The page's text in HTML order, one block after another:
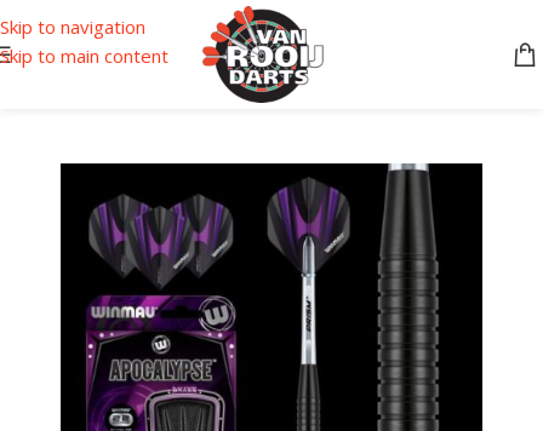
Skip to navigation
Skip to main content